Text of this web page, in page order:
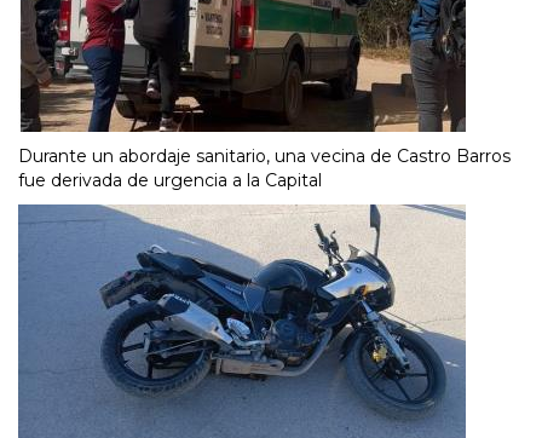
Durante un abordaje sanitario, una vecina de Castro Barros
fue derivada de urgencia a la Capital